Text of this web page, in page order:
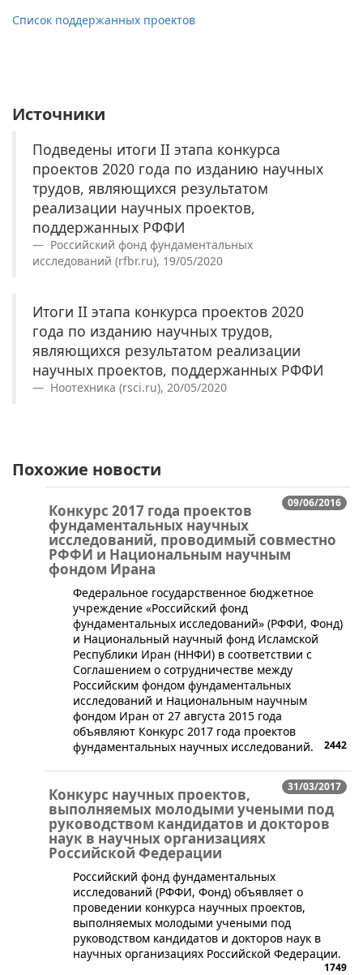
Список поддержанных проектов
Источники
Подведены итоги II этапа конкурса
проектов 2020 года по изданию научных
трудов, являющихся результатом
реализации научных проектов,
поддержанных РФФИ
Российский фонд фундаментальных
исследований (rfbr.ru), 19/05/2020
Итоги II этапа конкурса проектов 2020
года по изданию научных трудов,
являющихся результатом реализации
научных проектов, поддержанных РФФИ
Ноотехника (rsci.ru), 20/05/2020
Похожие новости
09/06/2016
Конкурс 2017 года проектов
фундаментальных научных
исследований, проводимый совместно
РФФИ и Национальным научным
фондом Ирана
​Федеральное государственное бюджетное
учреждение «Российский фонд
фундаментальных исследований» (РФФИ, Фонд)
и Национальный научный фонд Исламской
Республики Иран (ННФИ) в соответствии с
Соглашением о сотрудничестве между
Российским фондом фундаментальных
исследований и Национальным научным
фондом Иран от 27 августа 2015 года
объявляют Конкурс 2017 года проектов
фундаментальных научных исследований.
2442
31/03/2017
Конкурс научных проектов,
выполняемых молодыми учеными под
руководством кандидатов и докторов
наук в научных организациях
Российской Федерации
Российский фонд фундаментальных
исследований (РФФИ, Фонд) объявляет о
проведении конкурса научных проектов,
выполняемых молодыми учеными под
руководством кандидатов и докторов наук в
научных организациях Российской Федерации.
1749